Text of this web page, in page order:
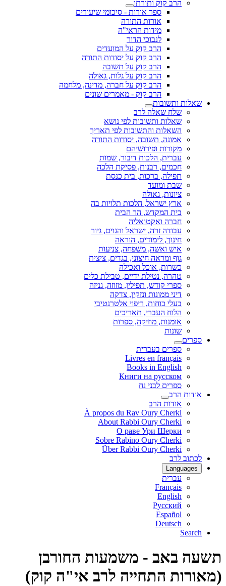
הרב קוק ותורתו
ספר אורות - סיכומי שיעורים
אורות התורה
מידות הראי"ה
לנבוכי הדור
הרב קוק על המועדים
הרב קוק על יסודות התורה
הרב קוק על תשובה
הרב קוק על גלות, גאולה
הרב קוק על חברה, מדינה, מלחמה
הרב קוק - מאמרים שונים
שאלות ותשובות
שלח שאלה לרב
שאלות ותשובות לפי נושא
השאלות והתשובות לפי תאריך
אמונה, תשובה, יסודות התורה
מקורות ופירושיהם
עברית, הלכות דיבור, שמות
חכמים, רבנות, פסיקת הלכה
תפילה, ברכות, בית כנסת
שבת ומועד
ציונות, גאולה
ארץ ישראל, הלכות תלויות בה
בית המקדש, הר הבית
חברה ואקטואליה
עבודה זרה, ישראל והגוים, גיור
חינוך, לימודים, הוראה
איש ואשה, משפחה, צניעות
גוף ומראה חיצוני, בגדים, ציצית
כשרות, אוכל ואכילה
טהרה, נטילת ידיים, טבילת כלים
ספרי קודש, תפילין, מזוזה, גניזה
דיני ממונות ונזקין, צדקה
בעלי כוחות, ריפוי אלטרנטיבי
הלוח העברי, תאריכים
אומנות, מוזיקה, ספרות
שונות
ספרים
ספרים בעברית
Livres en français
Books in English
Книги на русском
ספרים לבני נח
אודות הרב
אודות הרב
À propos du Rav Oury Cherki
About Rabbi Oury Cherki
О раве Ури Шерки
Sobre Rabino Oury Cherki
Über Rabbi Oury Cherki
לכתוב לרב
Languages
עברית
Français
English
Русский
Español
Deutsch
Search
תשעה באב - משמעות החורבן
(מאורות התחייה לרב אי"ה קוק)